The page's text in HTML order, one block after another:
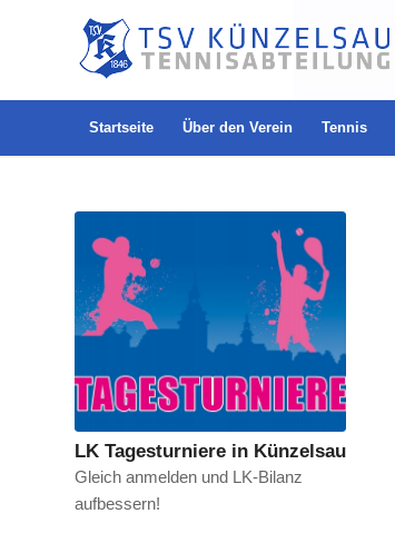
Startseite Über den Verein Tennis
LK Tagesturniere in Künzelsau
Gleich anmelden und LK-Bilanz
aufbessern!